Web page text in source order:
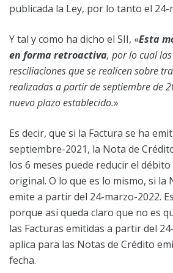
publicada la Ley, por lo tanto el 24-
Y tal y como ha dicho el SII, «Esta
en forma retroactiva, por lo cual
resciliaciones que se realicen sobre
realizadas a partir de septiembre de
nuevo plazo establecido.»
Es decir, que si la Factura se ha
septiembre-2021, la Nota de
los 6 meses puede reducir el débito
original. O lo que es lo mismo, si la
emite a partir del 24-marzo-2022.
porque así queda claro que no es
las Facturas emitidas a partir del
aplica para las Notas de Crédito
fecha.